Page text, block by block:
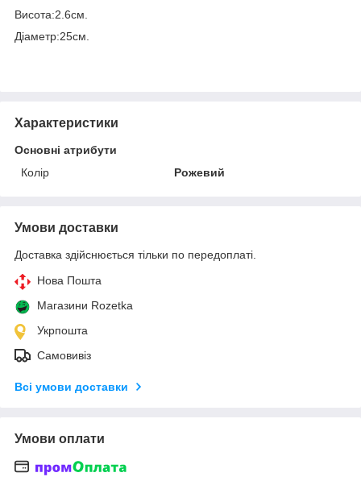
Висота:2.6см.
Діаметр:25см.
Характеристики
Основні атрибути
Колір
Рожевий
Умови доставки
Доставка здійснюється тільки по передоплаті.
Нова Пошта
Магазини Rozetka
Укрпошта
Самовивіз
Всі умови доставки
Умови оплати